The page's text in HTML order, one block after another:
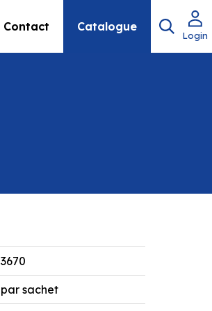
Contact Catalogue
Login
3670
par sachet